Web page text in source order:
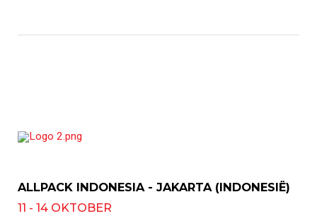
ALLPACK INDONESIA - JAKARTA (INDONESIË)
11 - 14 OKTOBER